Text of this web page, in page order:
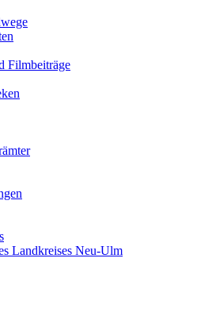
Filmbeiträge
Landkreises Neu-Ulm